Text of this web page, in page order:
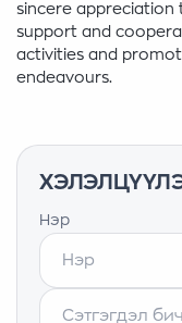
sincere appreciation
support and
activities and
endeavours.
Нэр